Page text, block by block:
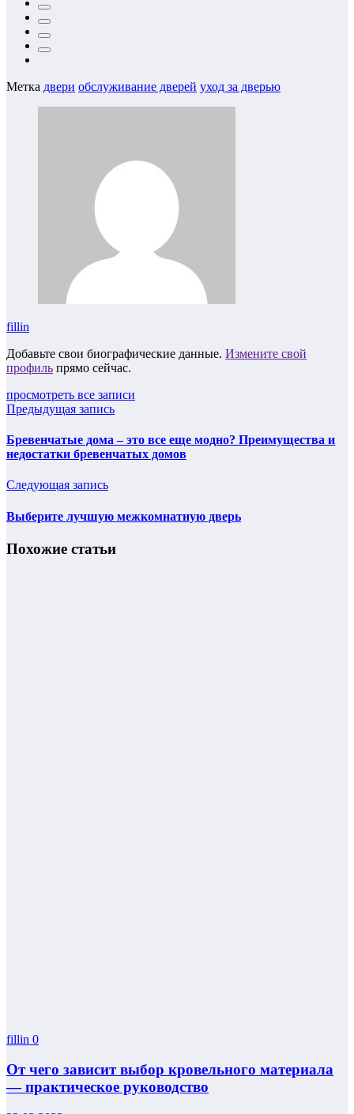
Метка двери обслуживание дверей уход за дверью
fillin
Добавьте свои биографические данные. Измените свой
профиль прямо сейчас.
просмотреть все записи
Предыдущая запись
Бревенчатые дома – это все еще модно? Преимущества и
недостатки бревенчатых домов
Следующая запись
Выберите лучшую межкомнатную дверь
Похожие статьи
fillin 0
От чего зависит выбор кровельного материала
— практическое руководство